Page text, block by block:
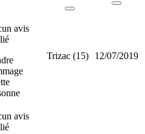
avis
Trizac (15) 12/07/2019
avis